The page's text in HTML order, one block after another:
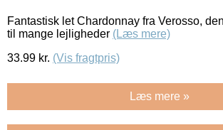
Fantastisk let Chardonnay fra Verosso,
til mange lejligheder (Læs mere)
33.99 kr. (Vis fragtpris)
Læs mere »